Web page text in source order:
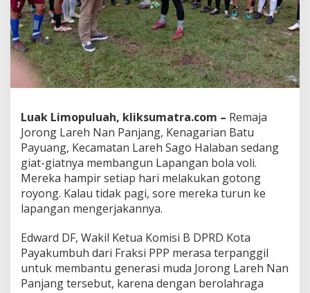
d
D
F
B
a
n
t
a
n
g
u
n
a
p
n
g
a
n
B
Luak Limopuluah, kliksumatra.com – Remaja
Jorong Lareh Nan Panjang, Kenagarian Batu
Payuang, Kecamatan Lareh Sago Halaban sedang
giat-giatnya membangun Lapangan bola voli.
Mereka hampir setiap hari melakukan gotong
royong. Kalau tidak pagi, sore mereka turun ke
lapangan mengerjakannya.
Edward DF, Wakil Ketua Komisi B DPRD Kota
Payakumbuh dari Fraksi PPP merasa terpanggil
untuk membantu generasi muda Jorong Lareh Nan
Panjang tersebut, karena dengan berolahraga